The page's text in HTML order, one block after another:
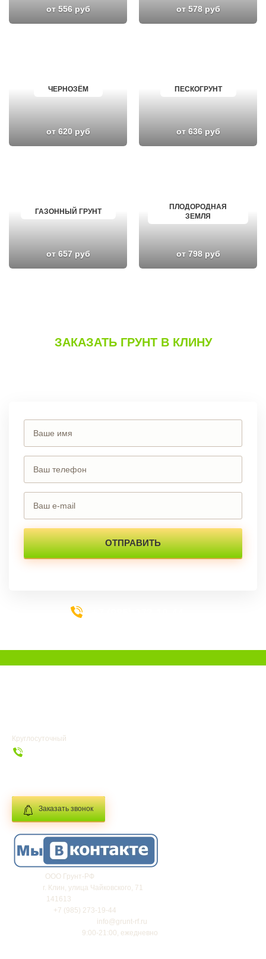
от 556 руб от 578 руб
ЧЕРНОЗЁМ
от 620 руб
ПЕСКОГРУНТ
от 636 руб
ГАЗОННЫЙ ГРУНТ
от 657 руб
ПЛОДОРОДНАЯ
ЗЕМЛЯ
от 798 руб
ЗАКАЗАТЬ ГРУНТ В КЛИНУ
Круглосуточный
Заказать звонок
ООО Грунт-РФ
г. Клин, улица Чайковского, 71
141613
+7 (985) 273-19-44
info@grunt-rf.ru
9:00-21:00, ежедневно